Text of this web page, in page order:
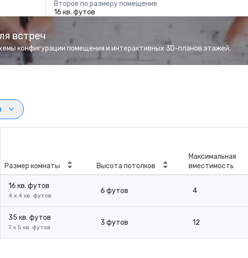
Второе по размеру помещение
16 кв. футов
встреч
конфигурации помещения и интерактивных 3D-планов этажей.
Размер комнаты Высота потолков
Максимальная
вместимость
16 кв. футов
4 x 4 кв. футов
6 футов 4
35 кв. футов
7 x 5 кв. футов
3 футов 12